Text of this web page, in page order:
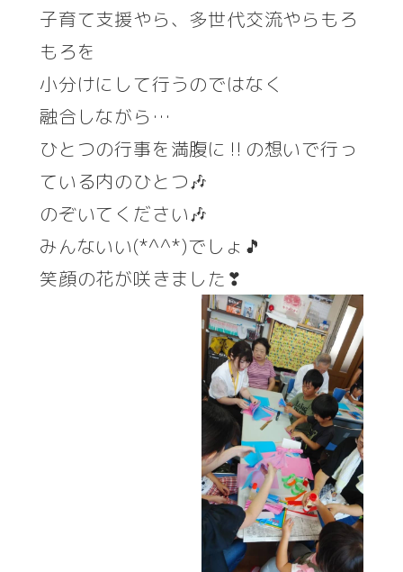
子育て支援やら、多世代交流やらもろ
もろを
小分けにして行うのではなく
融合しながら…
ひとつの行事を満腹に‼の想いで行っ
ている内のひとつ🎶
のぞいてください🎶
みんないい(*^^*)でしょ🎵
笑顔の花が咲きました❣